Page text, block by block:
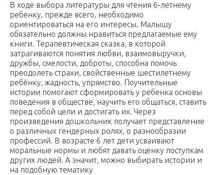
В ходе выбора литературы для чтения 6-летнему
ребенку, прежде всего, необходимо
ориентироваться на его интересы. Малышу
обязательно должны нравиться предлагаемые ему
книги. Терапевтическая сказка, в которой
затрагиваются понятия любви, взаимовыручки,
дружбы, смелости, доброты, способна помочь
преодолеть страхи, свойственные шестилетнему
ребёнку, жадность, упрямство. Поучительные
истории помогают сформировать у ребенка основы
поведения в обществе, научить его общаться, ставить
перед собой цели и достигать их. Через
произведения дошкольник получает представление
о различных гендерных ролях, о разнообразии
профессий. В возрасте 6 лет дети усваивают
моральные нормы и любят давать оценку поступкам
других людей. А значит, можно выбирать истории и
на подобную тематику